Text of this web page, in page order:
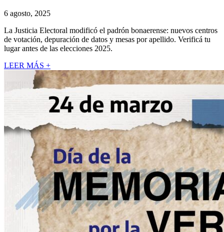
6 agosto, 2025
La Justicia Electoral modificó el padrón bonaerense: nuevos centros
de votación, depuración de datos y mesas por apellido. Verificá tu
lugar antes de las elecciones 2025.
LEER MÁS +